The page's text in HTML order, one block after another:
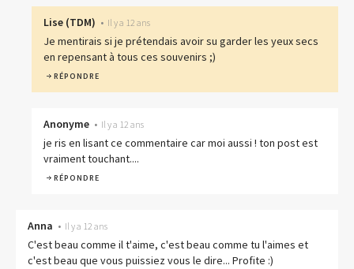
Lise (TDM) • Il y a 12 ans
Je mentirais si je prétendais avoir su garder les yeux secs
en repensant à tous ces souvenirs ;)
RÉPONDRE
Anonyme • Il y a 12 ans
je ris en lisant ce commentaire car moi aussi ! ton post est
vraiment touchant....
RÉPONDRE
Anna • Il y a 12 ans
C'est beau comme il t'aime, c'est beau comme tu l'aimes et
c'est beau que vous puissiez vous le dire... Profite :)